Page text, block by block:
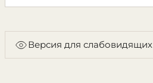
Версия для слабовидящих